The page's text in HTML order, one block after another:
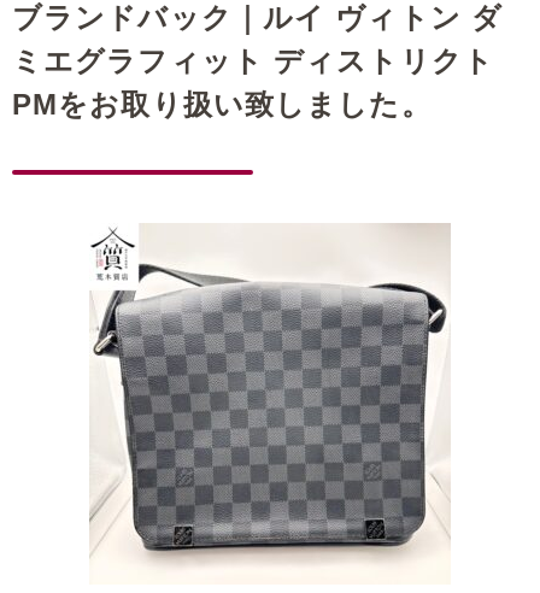
ブランドバック｜ルイ ヴィトン ダ
ミエグラフィット ディストリクト
PMをお取り扱い致しました。